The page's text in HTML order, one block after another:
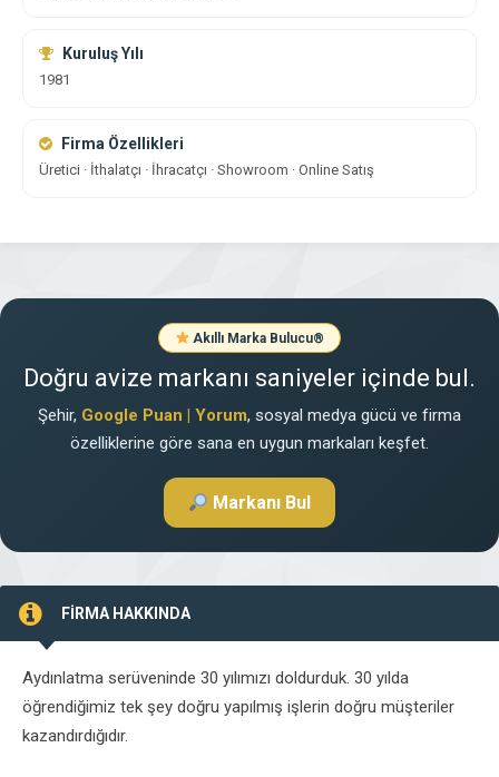
Kuruluş Yılı
1981
Firma Özellikleri
Üretici · İthalatçı · İhracatçı · Showroom · Online Satış
Akıllı Marka Bulucu®
Doğru avize markanı saniyeler içinde bul.
Şehir, Google Puan | Yorum, sosyal medya gücü ve firma
özelliklerine göre sana en uygun markaları keşfet.
Markanı Bul
FİRMA HAKKINDA
Aydınlatma serüveninde 30 yılımızı doldurduk. 30 yılda
öğrendiğimiz tek şey doğru yapılmış işlerin doğru müşteriler
kazandırdığıdır.